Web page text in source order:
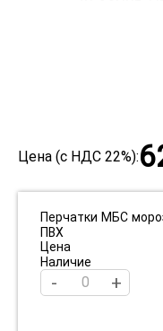
Цена (с НДС 22%):
Перчатки МБС
ПВХ
Цена
Наличие
- +